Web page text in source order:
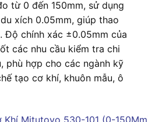
từ 0 đến 150mm, sử dụng
xích 0.05mm, giúp thao
Độ chính xác ±0.05mm của
các nhu cầu kiểm tra chi
phù hợp cho các ngành kỹ
tạo cơ khí, khuôn mẫu, ô